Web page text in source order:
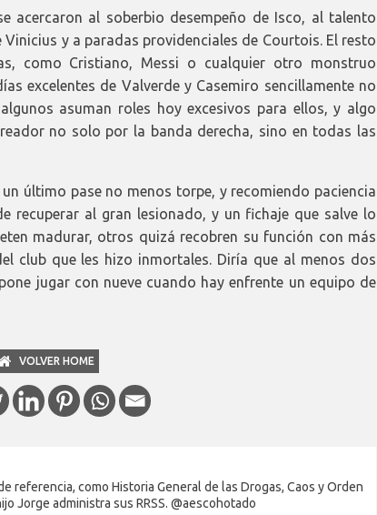
acercaron al soberbio desempeño de Isco, al talento
y a paradas providenciales de Courtois. El resto
como Cristiano, Messi o cualquier otro monstruo
excelentes de Valverde y Casemiro sencillamente no
asuman roles hoy excesivos para ellos, y algo
no solo por la banda derecha, sino en todas las
último pase no menos torpe, y recomiendo paciencia
recuperar al gran lesionado, y un fichaje que salve lo
madurar, otros quizá recobren su función con más
club que les hizo inmortales. Diría que al menos dos
jugar con nueve cuando hay enfrente un equipo de
VOLVER HOME
referencia, como Historia General de las Drogas, Caos y Orden
Jorge administra sus RRSS. @aescohotado